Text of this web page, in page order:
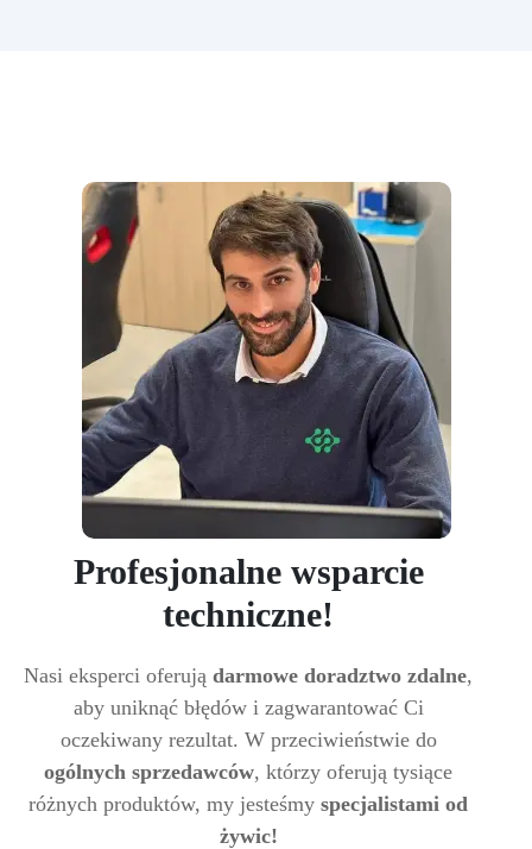
Profesjonalne wsparcie
techniczne!
Nasi eksperci oferują darmowe doradztwo zdalne,
aby uniknąć błędów i zagwarantować Ci
oczekiwany rezultat. W przeciwieństwie do
ogólnych sprzedawców, którzy oferują tysiące
różnych produktów, my jesteśmy specjalistami od
żywic!